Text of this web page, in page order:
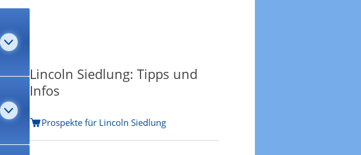
Lincoln Siedlung: Tipps und
Infos
Prospekte für Lincoln Siedlung